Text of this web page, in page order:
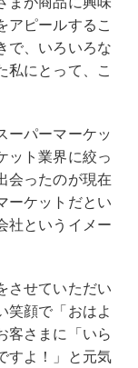
アピールするこ
で、いろいろな
私にとって、こ
ーパーマーケッ
ット業界に絞っ
会ったのが現在
ーケットだとい
社というイメー
させていただい
笑顔で「おはよ
客さまに「いら
すよ！」と元気